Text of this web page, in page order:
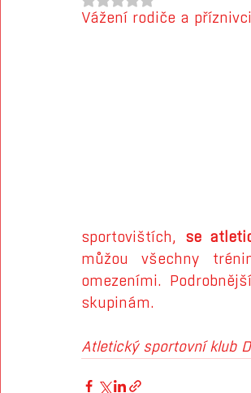
Vážení rodiče a
sportovištích, se
můžou všechny
omezeními.
skupinám.
Atletický sportovní klub